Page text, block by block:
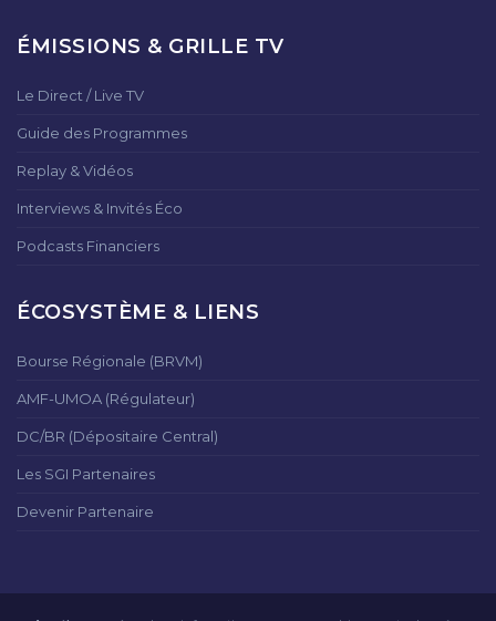
ÉMISSIONS & GRILLE TV
Le Direct / Live TV
Guide des Programmes
Replay & Vidéos
Interviews & Invités Éco
Podcasts Financiers
ÉCOSYSTÈME & LIENS
Bourse Régionale (BRVM)
AMF-UMOA (Régulateur)
DC/BR (Dépositaire Central)
Les SGI Partenaires
Devenir Partenaire